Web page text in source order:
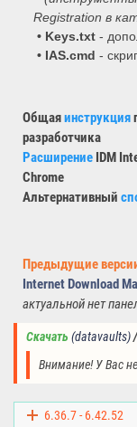
Registration в
• Keys.txt -
• IAS.cmd -
Общаяинструкция
разработчика
Расширение IDM
Сhrome
Альтернативный
Предыдущие
Internet Download
актуальной нет
Скачать (datavaults) /
Внимание! У Вас
6.36.7 - 6.42.52